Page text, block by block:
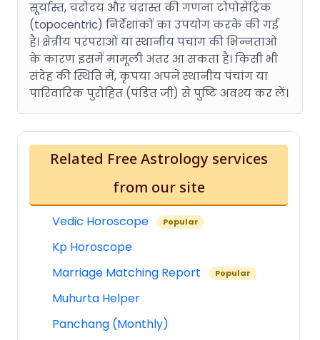
सूर्यास्त, चंद्रोदय और चंद्रास्त की गणना टोपोसेंट्रिक
(topocentric) निर्देशांकों का उपयोग करके की गई
है। क्षेत्रीय परंपराओं या स्थानीय पंचांग की भिन्नताओं
के कारण इसमें मामूली अंतर आ सकता है। किसी भी
संदेह की स्थिति में, कृपया अपने स्थानीय पंचांग या
पारिवारिक पुरोहित (पंडित जी) से पुष्टि अवश्य कर लें।
Related Free Astrology services
from our site
Vedic Horoscope Popular
Kp Horoscope
Marriage Matching Report
Popular
Muhurta Helper
Panchang (Monthly)